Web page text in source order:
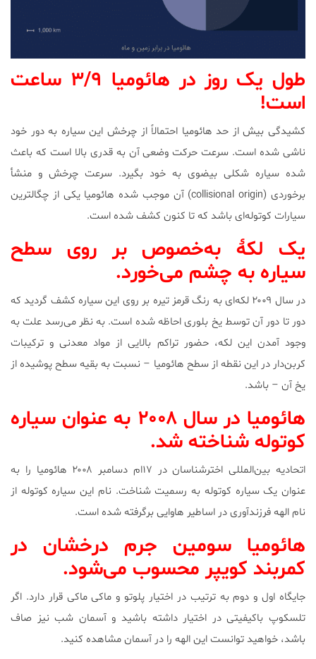
طول یک روز در هائومیا ۳/۹ ساعت
است!
کشیدگی بیش از حد هائومیا احتمالاً از چرخش این سیاره به دور خود
ناشی شده است. سرعت حرکت وضعی آن به قدری بالا است که باعث
شده سیاره شکلی بیضوی به خود بگیرد. سرعت چرخش و منشأ
برخوردی (collisional origin) آن موجب شده هائومیا یکی از چگال‎ترین
سیارات کوتوله‌ای باشد که تا کنون کشف شده است.
یک لکۀ به‌خصوص بر روی سطح
سیاره به چشم می‌خورد.
در سال ۲۰۰۹ لکه‌ای به رنگ قرمز تیره بر روی این سیاره کشف گردید که
دور تا دور آن توسط یخ بلوری احاظه شده است. به نظر می‌رسد علت به
وجود آمدن این لکه، حضور تراکم بالایی از مواد معدنی و ترکیبات
کربن‌دار در این نقطه از سطح هائومیا – نسبت به بقیه سطح پوشیده از
یخ آن – باشد.
هائومیا در سال ۲۰۰۸ به عنوان سیاره
کوتوله شناخته شد.
اتحادیه بین‌المللی اخترشناسان در ۱۷ام دسامبر ۲۰۰۸ هائومیا را به
عنوان یک سیاره کوتوله به رسمیت شناخت. نام این سیاره کوتوله از
نام الهه فرزندآوری در اساطیر هاوایی برگرفته شده است.
هائومیا سومین جرم درخشان در
کمربند کویپر محسوب می‌شود.
جایگاه اول و دوم به ترتیب در اختیار پلوتو و ماکی ماکی قرار دارد. اگر
تلسکوپ باکیفیتی در اختیار داشته باشید و آسمان شب نیز صاف
باشد، خواهید توانست این الهه را در آسمان مشاهده کنید.